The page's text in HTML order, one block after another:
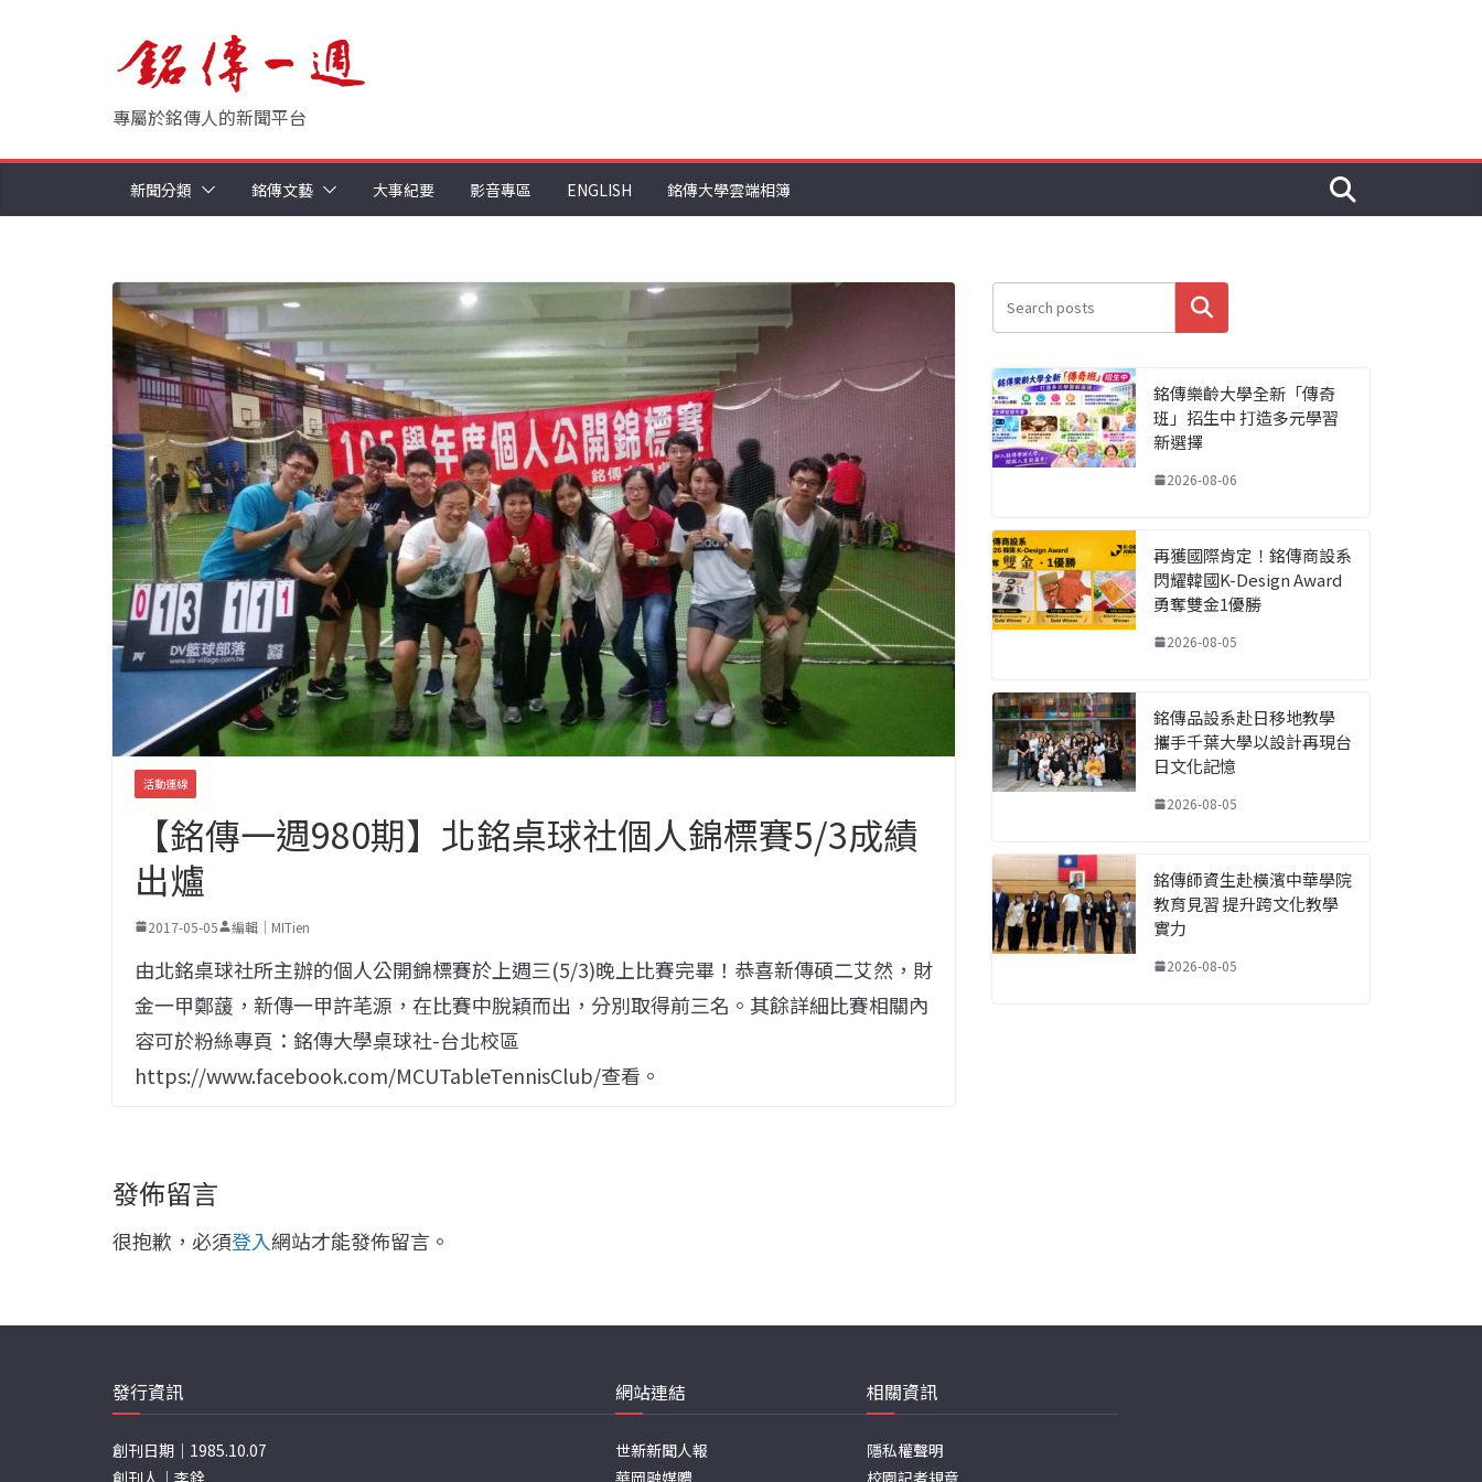
專屬於銘傳人的新聞平台
新聞分類 銘傳文藝 大事紀要 影音專區 ENGLISH 銘傳大學雲端相簿
活動連線
【銘傳一週980期】北銘桌球社個人錦標賽5/3成績
出爐
2017-05-05 編輯｜MITien
由北銘桌球社所主辦的個人公開錦標賽於上週三(5/3)晚上比賽完畢！恭喜新傳碩二艾然，財
金一甲鄭蘐，新傳一甲許芼源，在比賽中脫穎而出，分別取得前三名。其餘詳細比賽相關內
容可於粉絲專頁：銘傳大學桌球社-台北校區
https://www.facebook.com/MCUTableTennisClub/查看。
發佈留言
很抱歉，必須登入網站才能發佈留言。
搜尋
銘傳樂齡大學全新「傳奇
班」招生中 打造多元學習
新選擇
2026-08-06
再獲國際肯定！銘傳商設系
閃耀韓國K-Design Award
勇奪雙金1優勝
2026-08-05
銘傳品設系赴日移地教學
攜手千葉大學以設計再現台
日文化記憶
2026-08-05
銘傳師資生赴橫濱中華學院
教育見習 提升跨文化教學
實力
2026-08-05
發行資訊
創刊日期｜1985.10.07
創刊人｜李銓
網站連結
世新新聞人報
華岡融媒體
相關資訊
隱私權聲明
校園記者規章